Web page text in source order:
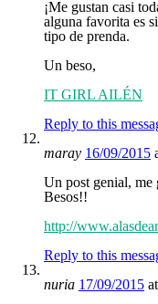
¡Me gustan casi
alguna favorita es
tipo de prenda.
Un beso,
IT GIRL AILÉN
Reply to this
maray 16/09/2015
Un post genial, me
Besos!!
http://
Reply to this
nuria 17/09/2015